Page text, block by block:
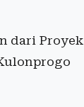
dari Proyek